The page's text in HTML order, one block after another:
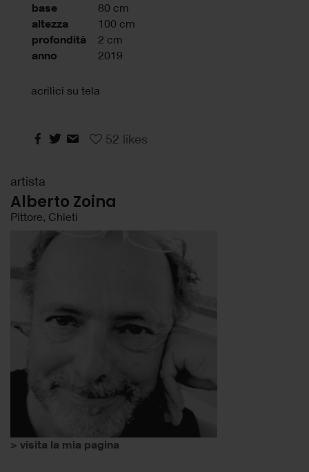
base
80 cm
altezza 100 cm
profondità 2 cm
anno 2019
acrilici su tela
52 likes
artista
Alberto Zoina
Pittore, Chieti
> visita la mia pagina